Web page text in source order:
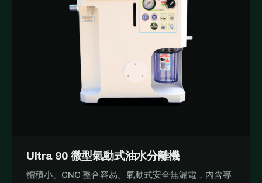
Ultra 90 微型氣動式油水分離機
體積小、CNC 整合容易。氣動式安全無漏電，內含專